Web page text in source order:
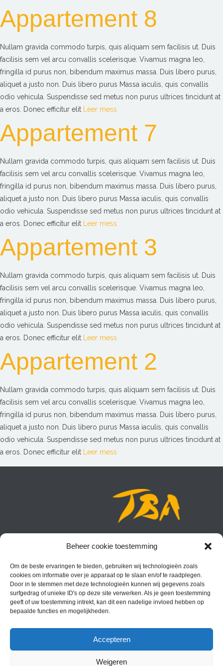
Beheer cookie toestemming
Om de beste ervaringen te bieden, gebruiken wij technologieën zoals
cookies om informatie over je apparaat op te slaan en/of te raadplegen.
Door in te stemmen met deze technologieën kunnen wij gegevens zoals
surfgedrag of unieke ID's op deze site verwerken. Als je geen toestemming
geeft of uw toestemming intrekt, kan dit een nadelige invloed hebben op
bepaalde functies en mogelijkheden.
Accepteren
Weigeren
Appartement 8
Nullam gravida commodo turpis, quis aliquam sem facilisis ut. Duis
facilisis sem vel arcu convallis scelerisque. Vivamus magna leo,
fringilla id purus non, bibendum maximus massa. Duis libero purus,
aliquet a justo non. Duis libero purus Massa iaculis, quis convallis
odio vehicula. Suspendisse sed metus non purus ultrices tincidunt at
a eros. Donec efficitur elit Leer mess
Appartement 7
Nullam gravida commodo turpis, quis aliquam sem facilisis ut. Duis
facilisis sem vel arcu convallis scelerisque. Vivamus magna leo,
fringilla id purus non, bibendum maximus massa. Duis libero purus,
aliquet a justo non. Duis libero purus Massa iaculis, quis convallis
odio vehicula. Suspendisse sed metus non purus ultrices tincidunt at
a eros. Donec efficitur elit Leer mess
Appartement 3
Nullam gravida commodo turpis, quis aliquam sem facilisis ut. Duis
facilisis sem vel arcu convallis scelerisque. Vivamus magna leo,
fringilla id purus non, bibendum maximus massa. Duis libero purus,
aliquet a justo non. Duis libero purus Massa iaculis, quis convallis
odio vehicula. Suspendisse sed metus non purus ultrices tincidunt at
a eros. Donec efficitur elit Leer mess
Appartement 2
Nullam gravida commodo turpis, quis aliquam sem facilisis ut. Duis
facilisis sem vel arcu convallis scelerisque. Vivamus magna leo,
fringilla id purus non, bibendum maximus massa. Duis libero purus,
aliquet a justo non. Duis libero purus Massa iaculis, quis convallis
odio vehicula. Suspendisse sed metus non purus ultrices tincidunt at
a eros. Donec efficitur elit Leer mess
Wilt u meer informatie of een afspraak maken dan kunt u bellen
met Caroline Boogaard,
06 – 22 20 69 22
of mailen naarinfo@tbatraining.nl